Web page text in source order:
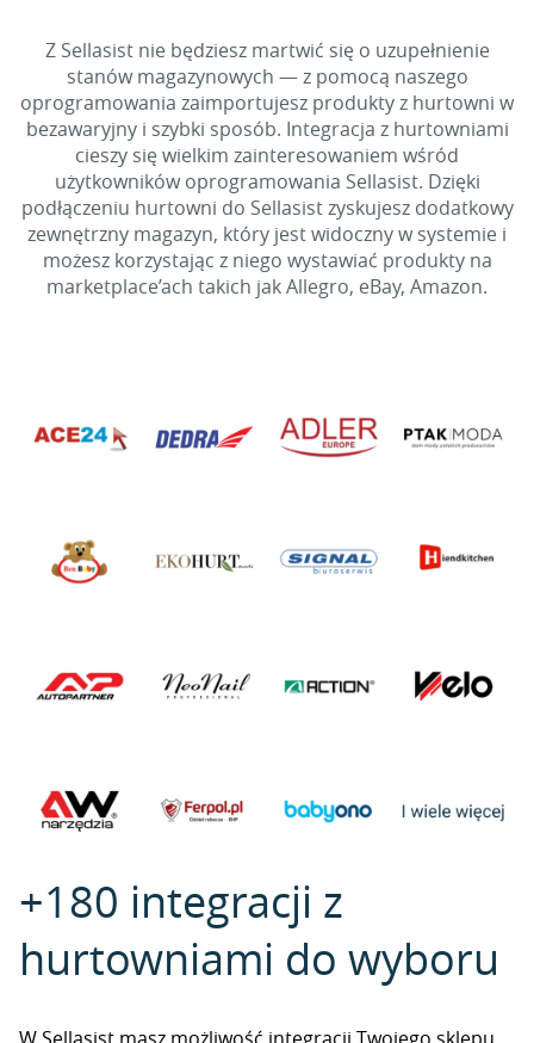
Z Sellasist nie będziesz martwić się o uzupełnienie
stanów magazynowych — z pomocą naszego
oprogramowania zaimportujesz produkty z hurtowni w
bezawaryjny i szybki sposób. Integracja z hurtowniami
cieszy się wielkim zainteresowaniem wśród
użytkowników oprogramowania Sellasist. Dzięki
podłączeniu hurtowni do Sellasist zyskujesz dodatkowy
zewnętrzny magazyn, który jest widoczny w systemie i
możesz korzystając z niego wystawiać produkty na
marketplace’ach takich jak Allegro, eBay, Amazon.
+180 integracji z
hurtowniami do wyboru